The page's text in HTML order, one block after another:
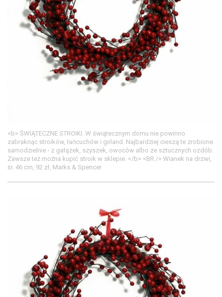
<b> ŚWIĄTECZNE STROIKI. W świątecznym domu nie powinno
zabraknąc stroików, łańcuchów i girland. Najbardziej cieszą te zrobione
samodzielnie - z gałązek, szyszek, owoców albo ze sztucznych ozdób.
Zawsze też można kupić stroik w sklepie. </b> <BR /> Wianek na drzwi,
śr. 46 cm, 92 zł, Marks & Spencer